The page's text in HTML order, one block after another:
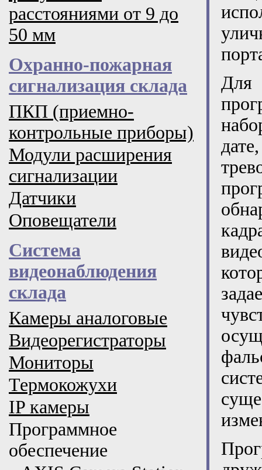
расстояниями от 9 до
50 мм
Охранно-пожарная
сигнализация склада
ПКП (приемно-
контрольные приборы)
Модули расширения
сигнализации
Датчики
Оповещатели
Система
видеонаблюдения
склада
Камеры аналоговые
Видеорегистраторы
Мониторы
Термокожухи
IP камеры
Программное
обеспечение
Для